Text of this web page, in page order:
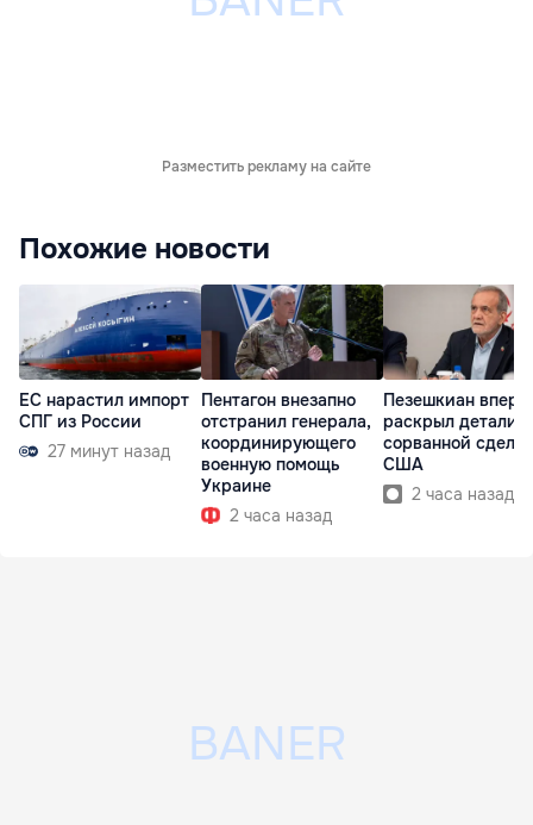
Разместить рекламу на сайте
Похожие новости
ЕС нарастил импорт
СПГ из России
27 минут назад
Пентагон внезапно
отстранил генерала,
координирующего
военную помощь
Украине
2 часа назад
Пезешкиан
раскрыл детали
сорванной
США
2 часа назад